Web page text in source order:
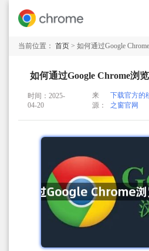
当前位置： 首页 > 如何通过Google
如何通过Google Chrome浏
时间：2025-
04-20
来
源：
下载官方的
之窗官网